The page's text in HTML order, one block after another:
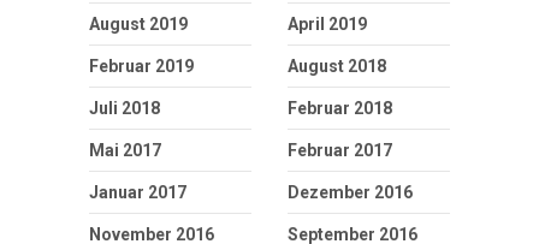
August 2019 April 2019
Februar 2019 August 2018
Juli 2018 Februar 2018
Mai 2017 Februar 2017
Januar 2017 Dezember 2016
November 2016 September 2016